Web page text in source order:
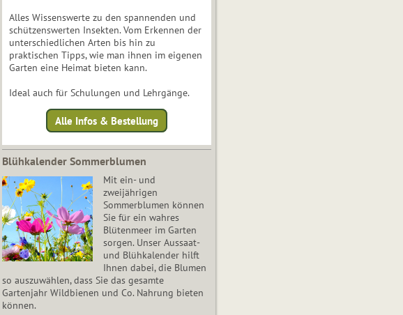
Alles Wissenswerte zu den spannenden und
schützenswerten Insekten. Vom Erkennen der
unterschiedlichen Arten bis hin zu
praktischen Tipps, wie man ihnen im eigenen
Garten eine Heimat bieten kann.
Ideal auch für Schulungen und Lehrgänge.
Alle Infos & Bestellung
Blühkalender Sommerblumen
Mit ein- und
zweijährigen
Sommerblumen können
Sie für ein wahres
Blütenmeer im Garten
sorgen. Unser Aussaat-
und Blühkalender hilft
Ihnen dabei, die Blumen
so auszuwählen, dass Sie das gesamte
Gartenjahr Wildbienen und Co. Nahrung bieten
können.